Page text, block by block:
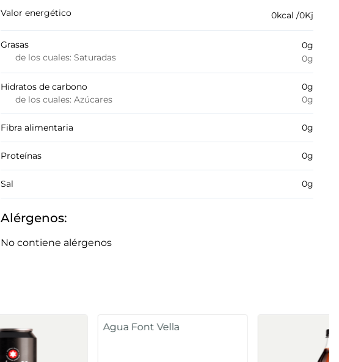
Valor energético 0kcal /0Kj
Grasas
de los cuales: Saturadas
0g
0g
Hidratos de carbono
de los cuales: Azúcares
0g
0g
Fibra alimentaria 0g
Proteínas 0g
Sal 0g
Alérgenos:
No contiene alérgenos